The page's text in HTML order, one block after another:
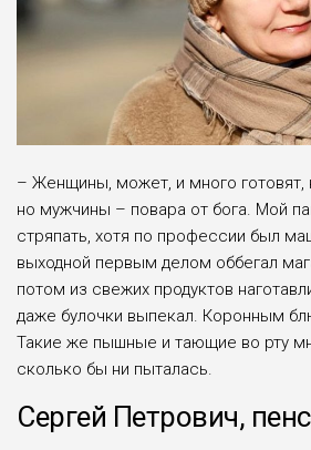
– Женщины, может, и много готовят,
но мужчины – повара от бога. Мой
стряпать, хотя по профессии был
выходной первым делом оббегал
потом из свежих продуктов
даже булочки выпекал. Коронным
Такие же пышные и тающие во рту
сколько бы ни пыталась.
Сергей Петрович,